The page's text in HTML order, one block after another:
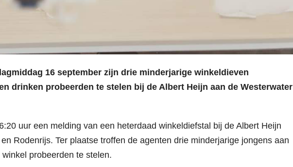
16 september zijn drie minderjarige winkeldieven
drinken probeerden te stelen bij de Albert Heijn aan de Westerwater
uur een melding van een heterdaad winkeldiefstal bij de Albert Heijn
Rodenrijs. Ter plaatse troffen de agenten drie minderjarige jongens aan
probeerden te stelen.